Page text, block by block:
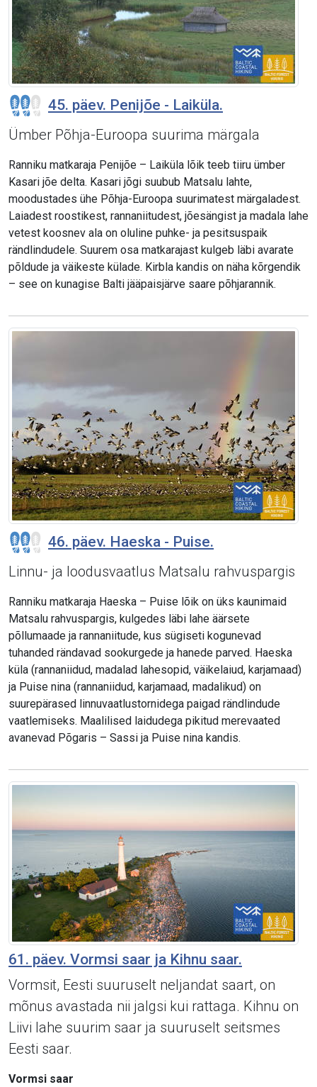
45. päev. Penijõe - Laiküla.
Ümber Põhja-Euroopa suurima märgala
Ranniku matkaraja Penijõe – Laiküla lõik teeb tiiru ümber
Kasari jõe delta. Kasari jõgi suubub Matsalu lahte,
moodustades ühe Põhja-Euroopa suurimatest märgaladest.
Laiadest roostikest, rannaniitudest, jõesängist ja madala lahe
vetest koosnev ala on oluline puhke- ja pesitsuspaik
rändlindudele. Suurem osa matkarajast kulgeb läbi avarate
põldude ja väikeste külade. Kirbla kandis on näha kõrgendik
– see on kunagise Balti jääpaisjärve saare põhjarannik.
46. päev. Haeska - Puise.
Linnu- ja loodusvaatlus Matsalu rahvuspargis
Ranniku matkaraja Haeska – Puise lõik on üks kaunimaid
Matsalu rahvuspargis, kulgedes läbi lahe äärsete
põllumaade ja rannaniitude, kus sügiseti kogunevad
tuhanded rändavad sookurgede ja hanede parved. Haeska
küla (rannaniidud, madalad lahesopid, väikelaiud, karjamaad)
ja Puise nina (rannaniidud, karjamaad, madalikud) on
suurepärased linnuvaatlustornidega paigad rändlindude
vaatlemiseks. Maalilised laidudega pikitud merevaated
avanevad Põgaris – Sassi ja Puise nina kandis.
61. päev. Vormsi saar ja Kihnu saar.
Vormsit, Eesti suuruselt neljandat saart, on
mõnus avastada nii jalgsi kui rattaga. Kihnu on
Liivi lahe suurim saar ja suuruselt seitsmes
Eesti saar.
Vormsi saar